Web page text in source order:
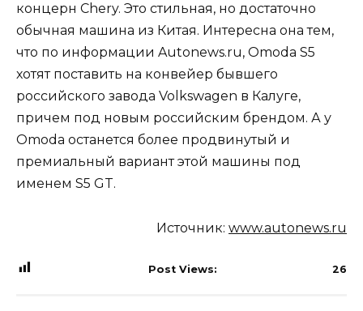
концерн Chery. Это стильная, но достаточно
обычная машина из Китая. Интересна она тем,
что по информации Autonews.ru, Omoda S5
хотят поставить на конвейер бывшего
российского завода Volkswagen в Калуге,
причем под новым российским брендом. А у
Omoda останется более продвинутый и
премиальный вариант этой машины под
именем S5 GT.
Источник: www.autonews.ru
Post Views: 26